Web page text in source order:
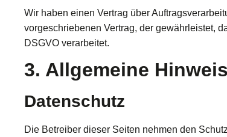
Wir haben einen Vertrag über
vorgeschriebenen Vertrag, der gewährleistet,
DSGVO verarbeitet.
3. Allgemeine
Datenschutz
Die Betreiber dieser Seiten nehmen den